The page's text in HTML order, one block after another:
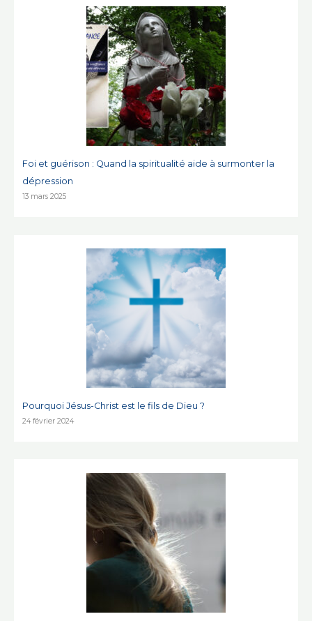
Foi et guérison : Quand la spiritualité aide à surmonter la
dépression
13 mars 2025
Pourquoi Jésus-Christ est le fils de Dieu ?
24 février 2024